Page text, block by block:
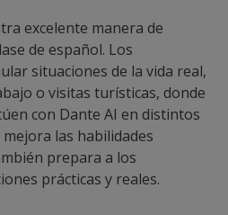
excelente manera de
de español. Los
situaciones de la vida real,
o visitas turísticas, donde
con Dante AI en distintos
las habilidades
prepara a los
prácticas y reales.